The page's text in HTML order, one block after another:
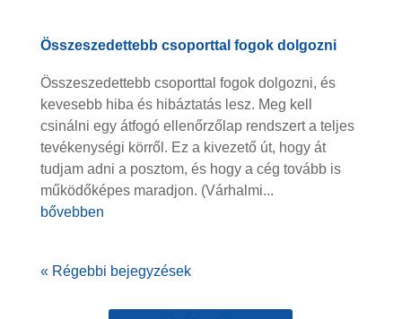
Összeszedettebb csoporttal fogok dolgozni
Összeszedettebb csoporttal fogok dolgozni, és
kevesebb hiba és hibáztatás lesz. Meg kell
csinálni egy átfogó ellenőrzőlap rendszert a teljes
tevékenységi körről. Ez a kivezető út, hogy át
tudjam adni a posztom, és hogy a cég tovább is
működőképes maradjon. (Várhalmi...
bővebben
« Régebbi bejegyzések